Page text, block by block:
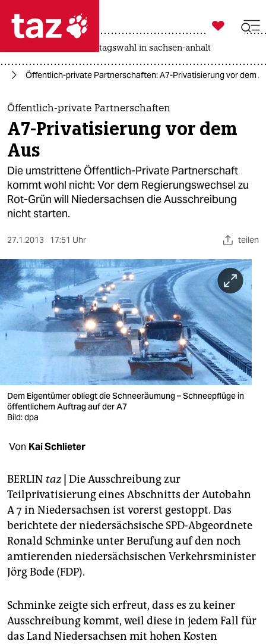
 taz zahl ich
taz zahl ich
themen
politik
öko
gesellschaft
kultur
sport
berlin
nord
wahrheit
veranstaltungen
shop
fragen & hilfe
abo
genossenschaft
epaper login

taz zahl ich
landtagswahl in sachsen-anhalt
Öffentlich-private Partnerschaften: A7-Privatisierung vor dem
Öffentlich-private Partnerschaften
A7-Privatisierung vor dem
Aus
Die umstrittene Öffentlich-Private Partnerschaft
kommt wohl nicht: Vor dem Regierungswechsel zu
Rot-Grün will Niedersachsen die Ausschreibung
nicht starten.
27.1.2013 17:51 Uhr teilen
Dem Eigentümer obliegt die Schneeräumung – Schneepflüge in
öffentlichem Auftrag auf der A7
Bild: dpa
Von Kai Schlieter
BERLIN taz Die Ausschreibung zur
Teilprivatisierung eines Abschnitts der Autobahn
A 7 in Niedersachsen ist vorerst gestoppt. Das
berichtete der niedersächsische SPD-Abgeordnete
Ronald Schminke unter Berufung auf den noch
amtierenden niedersächsischen Verkehrsminister
Jörg Bode (FDP).
Schminke zeigte sich erfreut, dass es zu keiner
Ausschreibung kommt, weil diese in jedem Fall für
das Land Niedersachsen mit hohen Kosten